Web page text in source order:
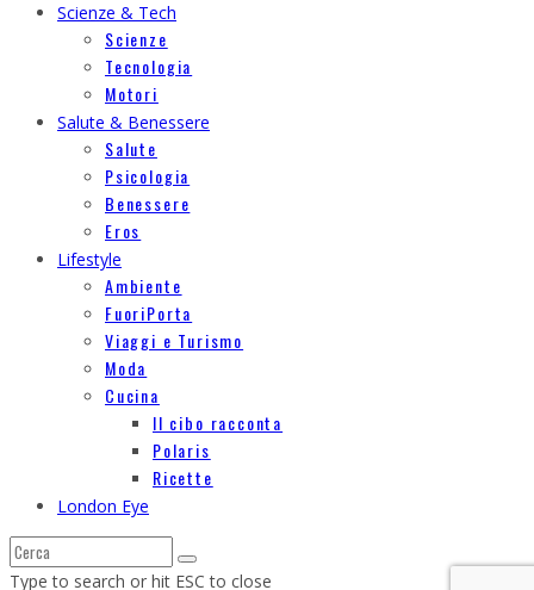
Scienze & Tech
Scienze
Tecnologia
Motori
Salute & Benessere
Salute
Psicologia
Benessere
Eros
Lifestyle
Ambiente
FuoriPorta
Viaggi e Turismo
Moda
Cucina
Il cibo racconta
Polaris
Ricette
London Eye
Type to search or hit ESC to close